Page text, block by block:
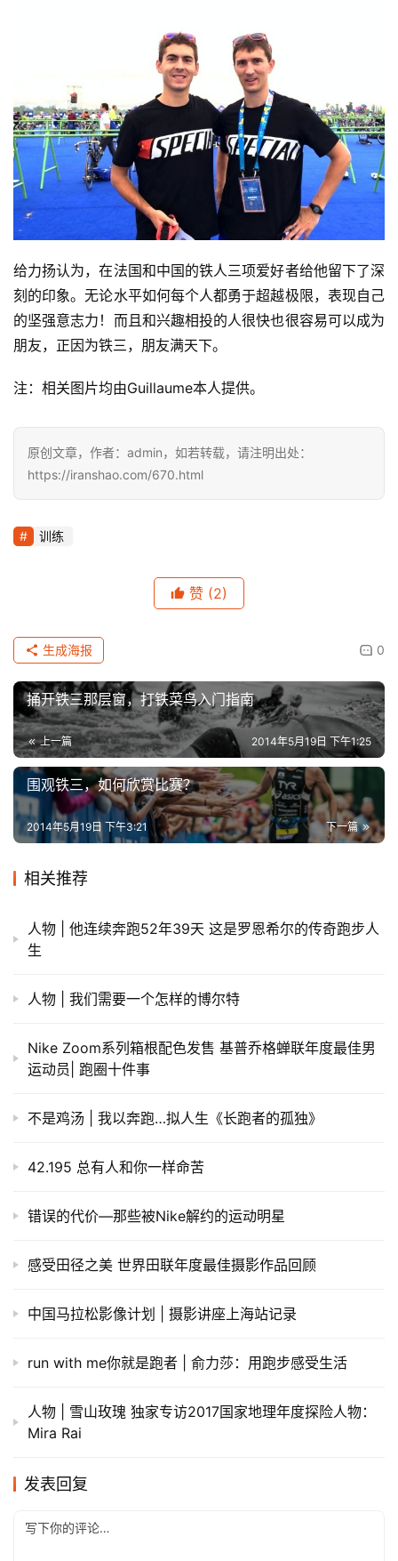
给力扬认为，在法国和中国的铁人三项爱好者给他留下了深
刻的印象。无论水平如何每个人都勇于超越极限，表现自己
的坚强意志力！而且和兴趣相投的人很快也很容易可以成为
朋友，正因为铁三，朋友满天下。
注：相关图片均由Guillaume本人提供。
原创文章，作者：admin，如若转载，请注明出处：
https://iranshao.com/670.html
训练
赞 (2)
0
生成海报
捅开铁三那层窗，打铁菜鸟入门指南
上一篇 2014年5月19日 下午1:25
围观铁三，如何欣赏比赛？
下一篇
2014年5月19日 下午3:21
相关推荐
人物 | 他连续奔跑52年39天 这是罗恩希尔的传奇跑步人
生
人物 | 我们需要一个怎样的博尔特
Nike Zoom系列箱根配色发售 基普乔格蝉联年度最佳男
运动员| 跑圈十件事
不是鸡汤 | 我以奔跑…拟人生《长跑者的孤独》
42.195 总有人和你一样命苦
​错误的代价—那些被Nike解约的运动明星
感受田径之美 世界田联年度最佳摄影作品回顾
中国马拉松影像计划 | 摄影讲座上海站记录
run with me你就是跑者 | 俞力莎：用跑步感受生活
人物 | 雪山玫瑰 独家专访2017国家地理年度探险人物：
Mira Rai
发表回复